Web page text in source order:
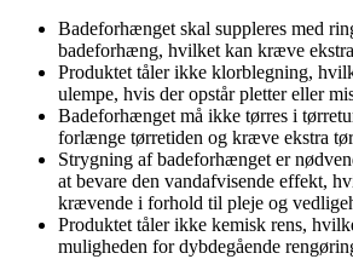
Badeforhænget skal suppleres med
badeforhæng, hvilket kan kræve
Produktet tåler ikke klorblegning,
ulempe, hvis der opstår pletter eller
Badeforhænget må ikke tørres i
forlænge tørretiden og kræve ekstra
Strygning af badeforhænget er
at bevare den vandafvisende effekt,
krævende i forhold til pleje og
Produktet tåler ikke kemisk rens,
muligheden for dybdegående